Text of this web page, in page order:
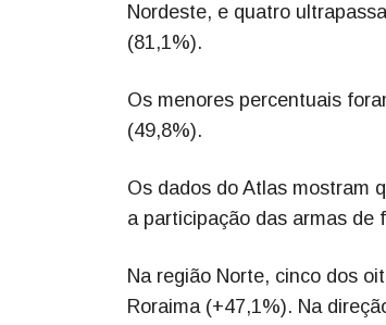
Nordeste, e quatro
(81,1%).
Os menores percentuais
(49,8%).
Os dados do Atlas mostram
a participação das armas de
Na região Norte, cinco dos
Roraima (+47,1%). Na